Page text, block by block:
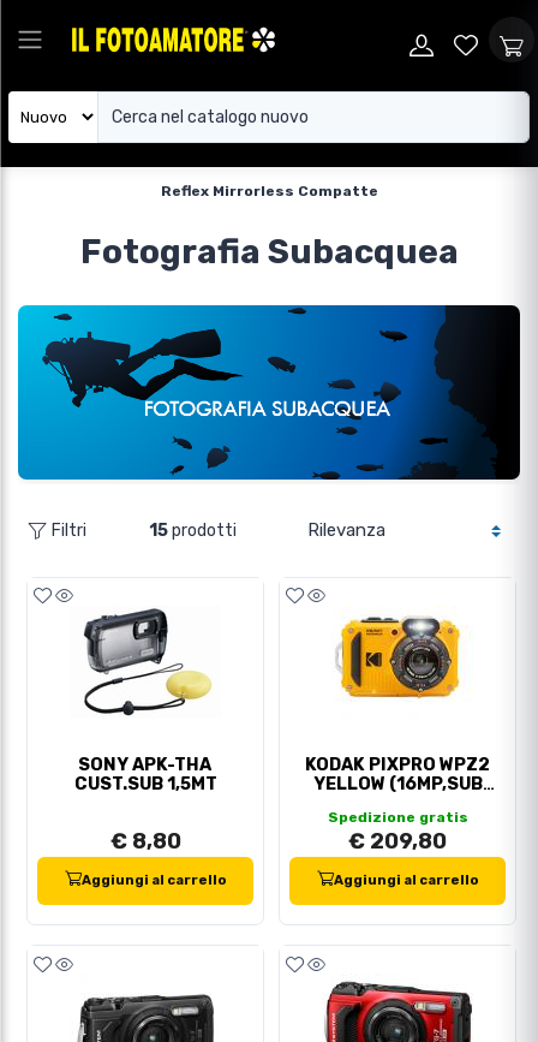
Reflex Mirrorless Compatte
Fotografia Subacquea
Filtri 15prodotti
SONY APK-THA
CUST.SUB 1,5MT
€ 8,80
Aggiungi al carrello
KODAK PIXPRO WPZ2
YELLOW (16MP,SUB
Spedizione gratis
€ 209,80
Aggiungi al carrello